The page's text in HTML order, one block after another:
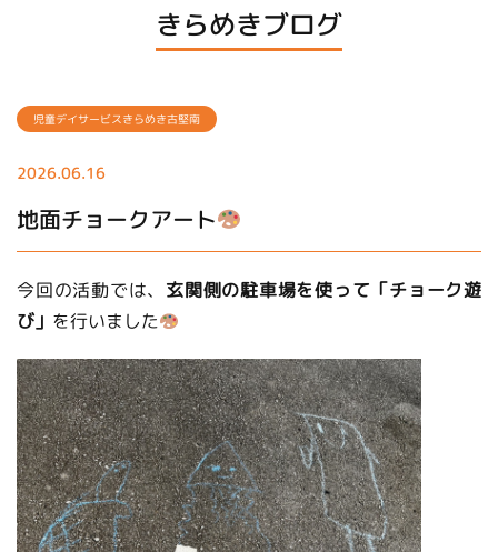
きらめきブログ
児童デイサービスきらめき古堅南
2026.06.16
地面チョークアート
今回の活動では、 玄関側の駐車場を使って「チョーク遊
び」 を行いました